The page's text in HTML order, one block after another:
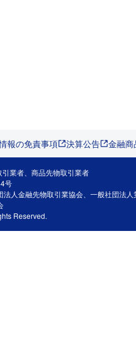
報の免責事項 決算公告 金融
業者、商品先物取引業者
号
人金融先物取引業協会、一般社団法
Reserved.